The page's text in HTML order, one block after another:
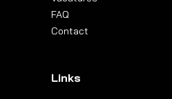
FAQ
Contact
Links